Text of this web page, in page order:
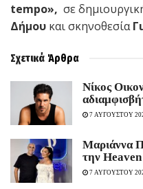
tempo», σε
Δήμου και σκηνοθεσία
Σχετικά Άρθρα
Νίκος
7 ΑΥΓΟΥΣΤΟΥ
Μαριάννα
την
7 ΑΥΓΟΥΣΤΟΥ